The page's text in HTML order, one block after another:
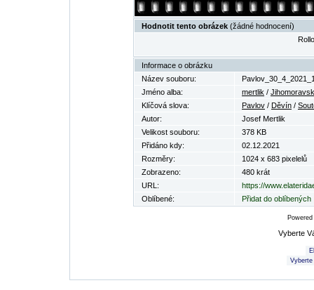
Hodnotit tento obrázek (žádné hodnocení)
Informace o obrázku
Název souboru:
Jméno alba:
mertlik /
Klíčová slova:
Pavlov / Děvín /
Autor:
Josef Mertlik
Velikost souboru:
378 KB
Přidáno kdy:
02.12.2021
Rozměry:
1024 x 683 pixelelů
Zobrazeno:
480 krát
URL:
https://
Oblíbené:
Přidat do oblíbených
Vyberte